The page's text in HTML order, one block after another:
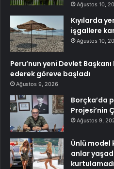
Ağustos 10,
Kıyılarda
işgallere
Ağustos 10,
Peru’nun yeni Devlet
ederek göreve başladı
Ağustos 9, 2026
Borçka’da
Projesi’nin
Ağustos 9,
Ünlü model
anlar
kurtulamadı